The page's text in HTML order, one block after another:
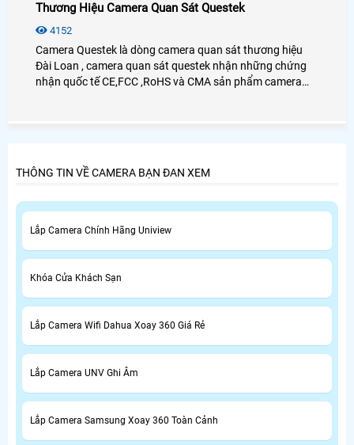
Thương Hiệu Camera Quan Sát Questek
4152
Camera Questek là dòng camera quan sát thương hiệu
Đài Loan , camera quan sát questek nhận những chứng
nhận quốc tế CE,FCC ,RoHS và CMA sản phẩm camera
THÔNG TIN VỀ CAMERA BẠN ĐAN XEM
Lắp Camera Chính Hãng Uniview
Khóa Cửa Khách Sạn
Lắp Camera Wifi Dahua Xoay 360 Giá Rẻ
Lắp Camera UNV Ghi Âm
Lắp Camera Samsung Xoay 360 Toàn Cảnh